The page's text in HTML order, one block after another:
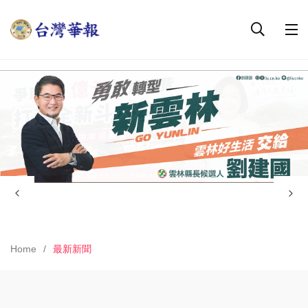
Home 最新新聞